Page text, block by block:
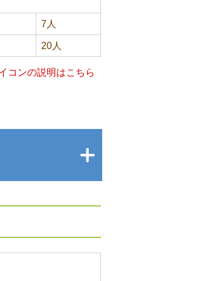
7人
20人
コンの説明はこちら